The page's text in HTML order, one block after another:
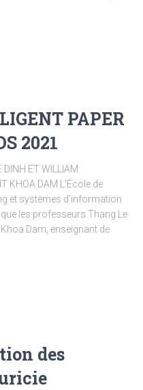
PAPER
2021
DINH ET WILLIAM
KHOA DAM L’École de
et systèmes d’information
les professeurs Thang Le
Dam, enseignant de
des